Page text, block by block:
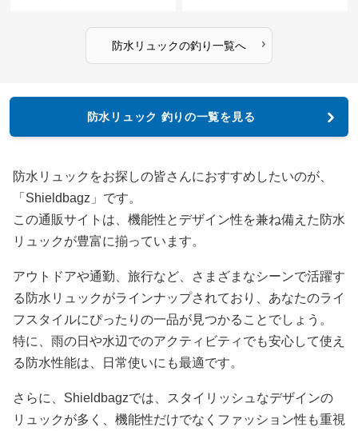
防水リュックの釣り一覧へ ›
防水リュック 釣りの一覧を見る
防水リュックをお探しの皆さんにおすすめしたいのが、
「Shieldbagz」です。
この通販サイトは、機能性とデザイン性を兼ね備えた防水
リュックが豊富に揃っています。
アウトドアや通勤、旅行など、さまざまなシーンで活躍す
る防水リュックがラインナップされており、あなたのライ
フスタイルにぴったりの一品が見つかることでしょう。
特に、雨の日や水辺でのアクティビティでも安心して使え
る防水性能は、日常使いにも最適です。
さらに、Shieldbagzでは、スタイリッシュなデザインの
リュックが多く、機能性だけでなくファッション性も重視